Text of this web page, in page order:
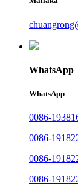
WhatsApp
WhatsApp
0086-
0086-
0086-
0086-